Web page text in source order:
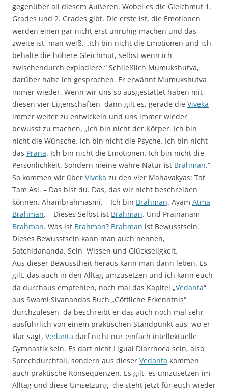
gegenüber all diesem Äußeren. Wobei es die Gleichmut 1.
Grades und 2. Grades gibt. Die erste ist, die Emotionen
werden einen gar nicht erst unruhig machen und das
zweite ist, man weiß, „Ich bin nicht die Emotionen und ich
behalte die höhere Gleichmut, selbst wenn ich
zwischendurch explodiere.“ Schließlich Mumukshutva,
darüber habe ich gesprochen. Er erwähnt Mumukshutva
immer wieder. Wenn wir uns so ausgestattet haben mit
diesen vier Eigenschaften, dann gilt es, gerade die Viveka
immer weiter zu entwickeln und uns immer wieder
bewusst zu machen, „Ich bin nicht der Körper. Ich bin
nicht die Wünsche. Ich bin nicht die Psyche. Ich bin nicht
das Prana. Ich bin nicht die Emotionen. Ich bin nicht die
Persönlichkeit. Sondern meine wahre Natur ist Brahman.“
So kommen wir über Viveka zu den vier Mahavakyas: Tat
Tam Asi. – Das bist du. Das, das wir nicht beschreiben
können. Ahambrahmasmi. – Ich bin Brahman. Ayam Atma
Brahman. – Dieses Selbst ist Brahman. Und Prajnanam
Brahman. Was ist Brahman? Brahman ist Bewusstsein.
Dieses Bewusstsein kann man auch nennen,
Satchidananda, Sein, Wissen und Glückseligkeit.
Aus dieser Bewusstheit heraus kann man dann leben. Es
gilt, das auch in den Alltag umzusetzen und ich kann euch
da durchaus empfehlen, noch mal das Kapitel „Vedanta“
aus Swami Sivanandas Buch „Göttliche Erkenntnis“
durchzulesen, da beschreibt er das auch noch mal sehr
ausführlich von einem praktischen Standpunkt aus, wo er
klar sagt, Vedanta darf nicht nur einfach intellektuelle
Gymnastik sein. Es darf nicht Ligual Diarrhoea sein, also
Sprechdurchfall, sondern aus dieser Vedanta kommen
auch praktische Konsequenzen. Es gilt, es umzusetzen im
Alltag und diese Umsetzung, die steht jetzt für euch wieder